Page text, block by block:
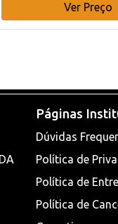
Ver Preço
Páginas
Dúvidas
Política de
Política de
Política de